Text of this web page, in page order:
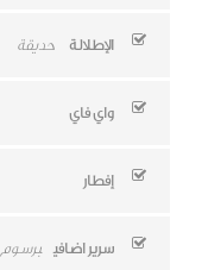
الإطلالة حديقة
واي فاي
إفطار
سرير اضافي برسوم 100 ريال